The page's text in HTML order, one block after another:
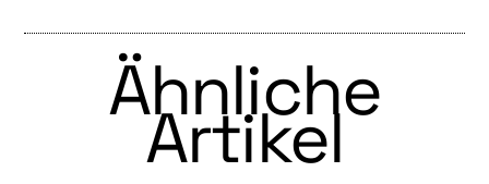
Ähnliche
Artikel